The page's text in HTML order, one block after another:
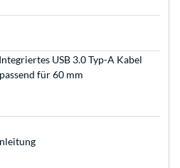
USB 3.0 Typ-A Kabel
für 60 mm